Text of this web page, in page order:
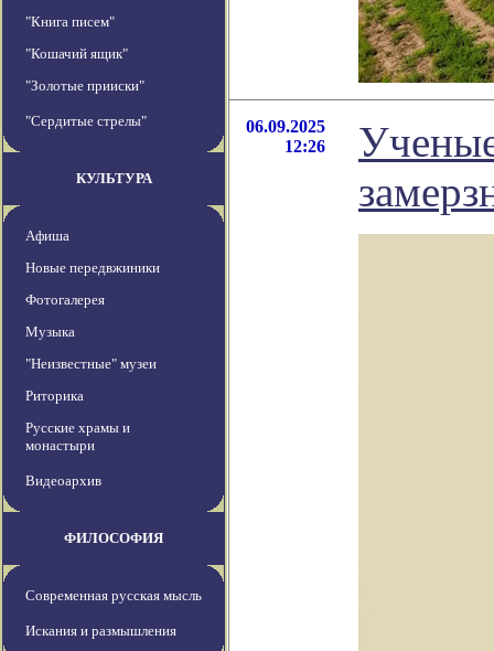
"Книга писем"
"Кошачий ящик"
"Золотые прииски"
"Сердитые стрелы"
КУЛЬТУРА
Афиша
Новые передвжиники
Фотогалерея
Музыка
"Неизвестные" музеи
Риторика
Русские храмы и
монастыри
Видеоархив
ФИЛОСОФИЯ
Современная русская мысль
Искания и размышления
06.09.2025
12:26